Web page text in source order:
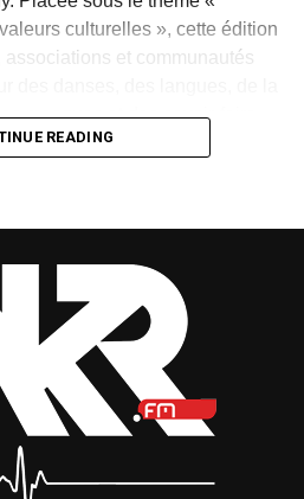
culturelles », cette édition
et communautés
masques et des savoir-faire
depuis 2018. Son retour
« réparation d’une mémoire »,
t-elle durable ? La Fête des
un rendez-vous régulier ou
exceptionnelle dans
READING